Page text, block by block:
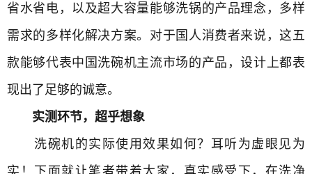
省水省电，以及超大容量能够洗锅的产品理念，多样
需求的多样化解决方案。对于国人消费者来说，这五
款能够代表中国洗碗机主流市场的产品，设计上都表
现出了足够的诚意。
实测环节，超乎想象
洗碗机的实际使用效果如何？耳听为虚眼见为
实！下面就让笔者带着大家，真实感受下，在洗净